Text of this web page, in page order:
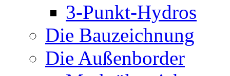
3-Punkt-Hydros
Die Bauzeichnung
Die Außenborder